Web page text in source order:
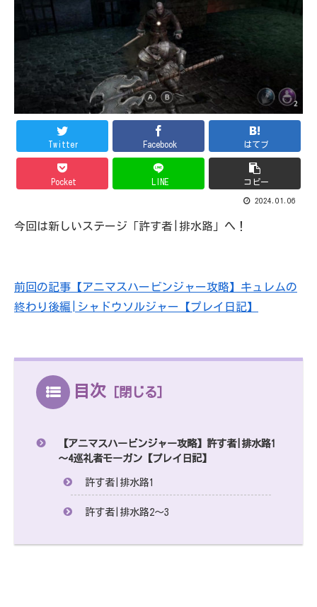
Twitter Facebook はてブ
Pocket LINE コピー
2024.01.06
今回は新しいステージ「許す者|排水路」へ！
前回の記事【アニマスハービンジャー攻略】キュレムの
終わり後編|シャドウソルジャー【プレイ日記】
目次
【アニマスハービンジャー攻略】許す者|排水路1
～4巡礼者モーガン【プレイ日記】
許す者|排水路1
許す者|排水路2～3